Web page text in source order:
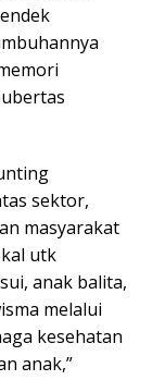
sektor,
masyarakat
utk
anak balita,
melalui
kesehatan
anak,”